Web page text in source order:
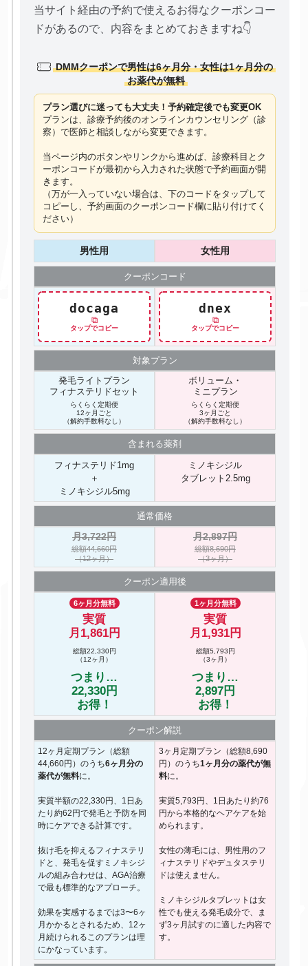
当サイト経由の予約で使えるお得なクーポンコー
ドがあるので、内容をまとめておきますね👇
DMMクーポンで男性は6ヶ月分・女性は1ヶ月分の
お薬代が無料
プラン選びに迷っても大丈夫！予約確定後でも変更OK
プランは、診療予約後のオンラインカウンセリング（診
察）で医師と相談しながら変更できます。
当ページ内のボタンやリンクから進めば、診療科目とク
ーポンコードが最初から入力された状態で予約画面が開
きます。
（万が一入っていない場合は、下のコードをタップ して
コピーし、予約画面のクーポンコード欄に貼り付けてく
ださい）
男性用 女性用
クーポン コード
docaga
⧉
タップでコピー
dnex
⧉
タップでコピー
対象プラン
発毛ライトプラン
フィナステリドセット
らくらく定期便
12ヶ月ごと
（解約手数料なし）
ボリューム・
ミニプラン
らくらく定期便
3ヶ月ごと
（解約手数料なし）
含まれる薬剤
フィナステリド1mg
＋
ミノキシジル5mg
ミノキシジル
タブレット2.5mg
通常価格
月3,722円
総額44,660円
（12ヶ月）
月2,897円
総額8,690円
（3ヶ月）
クーポン適用後
6ヶ月分無料
実質
月1,861円
総額22,330円
（12ヶ月）
つまり…
22,330円
お得！
1ヶ月分無料
実質
月1,931円
総額5,793円
（3ヶ月）
つまり…
2,897円
お得！
クーポン解説
12ヶ月定期プラン（総額
44,660円）のうち6ヶ月分の
薬代が無料に。
実質半額の22,330円、1日あ
たり約62円で発毛と予防を同
時にケアできる計算です。
抜け毛を抑えるフィナステリ
ドと、発毛を促すミノキシジ
ルの組み合わせは、AGA治療
で最も標準的なアプローチ。
効果を実感するまでは3〜6ヶ
月かかるとされるため、12ヶ
月続けられるこのプランは理
にかなっています。
3ヶ月定期プラン（総額8,690
円）のうち1ヶ月分の薬代が無
料に。
実質5,793円、1日あたり約76
円から本格的なヘアケアを始
められます。
女性の薄毛には、男性用のフ
ィナステリドやデュタステリ
ドは使えません。
ミノキシジルタブレットは女
性でも使える発毛成分で、ま
ず3ヶ月試すのに適した内容で
す。